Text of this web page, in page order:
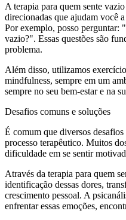
A terapia para quem sente
direcionadas que ajudam você
Por exemplo, posso perguntar:
vazio?". Essas questões são
problema.
Além disso, utilizamos
mindfulness, sempre em um
sempre no seu bem-estar e na
Desafios comuns e soluções
É comum que diversos
processo terapêutico. Muitos
dificuldade em se sentir
Através da terapia para quem
identificação dessas dores,
crescimento pessoal. A
enfrentar essas emoções,